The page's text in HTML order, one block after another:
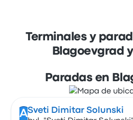
Terminales y
Blagoevgrad
Paradas en
ASveti Dimitar Solunski